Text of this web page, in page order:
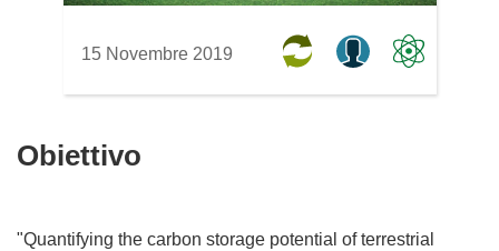
15 Novembre 2019
Obiettivo
"Quantifying the carbon storage potential of terrestrial